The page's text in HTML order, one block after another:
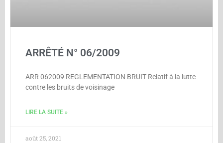
ARRÊTÉ N° 06/2009
ARR 062009 REGLEMENTATION BRUIT Relatif à la lutte
contre les bruits de voisinage
LIRE LA SUITE »
août 25, 2021